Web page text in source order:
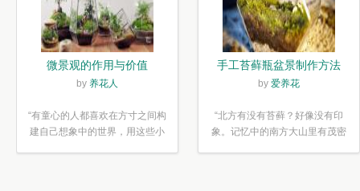
微景观的作用与价值
by 养花人
“有童心的人都喜欢在方寸之间构
建自己想象中的世界，用这些小
手工苔藓瓶盆景制作方法
by 爱养花
“北方有没有苔藓？好像没有印
象。记忆中的南方大山里有茂密